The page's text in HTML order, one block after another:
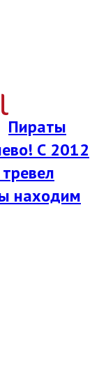
Пираты
С 2012
находим